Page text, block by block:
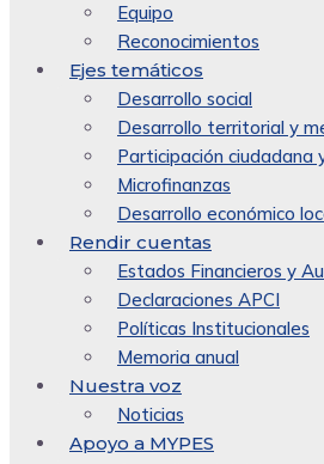
Equipo
Reconocimientos
Ejes temáticos
Desarrollo social
Desarrollo territorial y
Participación ciudadana
Microfinanzas
Desarrollo económico
Rendir cuentas
Estados Financieros y
Declaraciones APCI
Políticas Institucionales
Memoria anual
Nuestra voz
Noticias
Apoyo a MYPES